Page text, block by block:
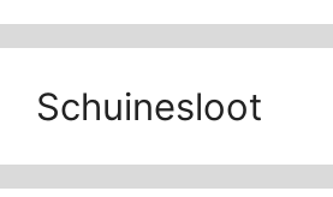
Schuinesloot